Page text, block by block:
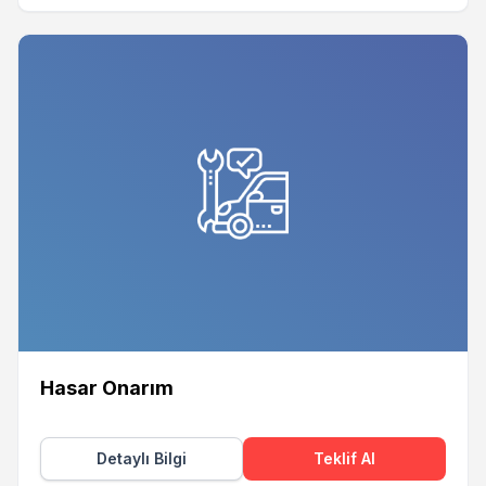
Hasar Onarım
Detaylı Bilgi Teklif Al